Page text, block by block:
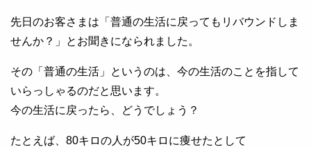
先日のお客さまは「普通の生活に戻ってもリバウンドしま
せんか？」とお聞きになられました。
その「普通の生活」というのは、今の生活のことを指して
いらっしゃるのだと思います。
今の生活に戻ったら、どうでしょう？
たとえば、80キロの人が50キロに痩せたとして